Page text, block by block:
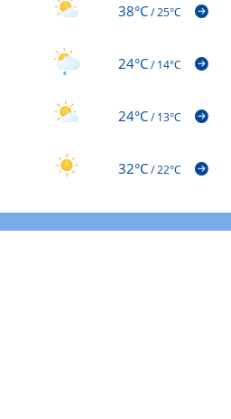
38°C/25°C
24°C/14°C
24°C/13°C
32°C/22°C